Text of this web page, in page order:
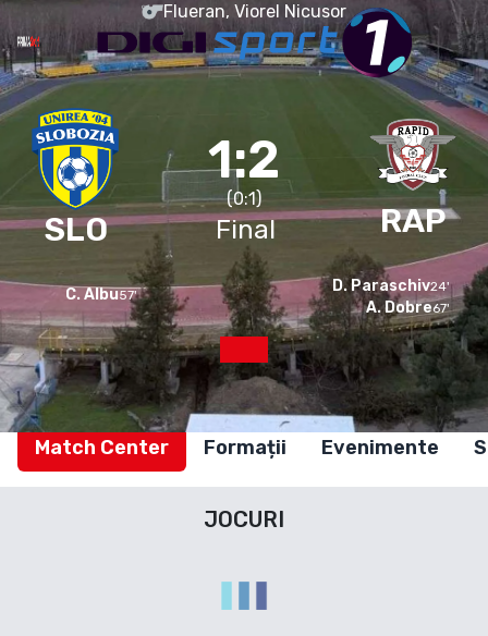
Flueran, Viorel Nicusor
SLO
C. Albu57'
1:2
(0:1)
Final RAP
D. Paraschiv24'
A. Dobre67'
Match Center Formații Evenimente
JOCURI